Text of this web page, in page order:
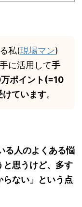
私(現場マン)
に活用して手
ポイント(=10
けています。
る人のよくある悩
と思うけど、多す
らない」という点